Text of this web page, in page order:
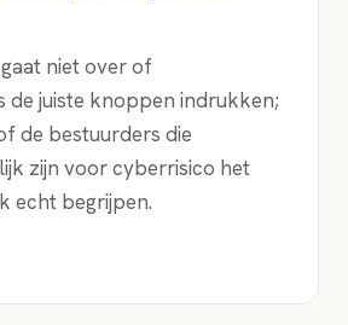
niet over of
de juiste knoppen indrukken;
de bestuurders die
zijn voor cyberrisico het
echt begrijpen.